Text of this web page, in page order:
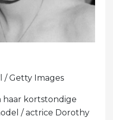
/ Getty Images
kortstondige
/ actrice Dorothy